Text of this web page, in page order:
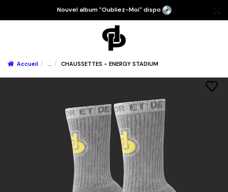
Nouvel album "Oubliez-Moi" dispo
Accueil ... CHAUSSETTES - ENERGY STADIUM